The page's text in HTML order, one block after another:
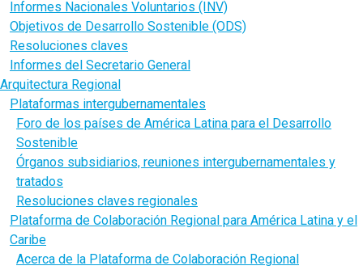
Informes Nacionales Voluntarios (INV)
Objetivos de Desarrollo Sostenible (ODS)
Resoluciones claves
Informes del Secretario General
Arquitectura Regional
Plataformas intergubernamentales
Foro de los países de América Latina para el Desarrollo
Sostenible
Órganos subsidiarios, reuniones intergubernamentales y
tratados
Resoluciones claves regionales
Plataforma de Colaboración Regional para América Latina y el
Caribe
Acerca de la Plataforma de Colaboración Regional